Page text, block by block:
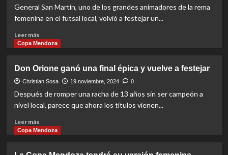
su
obsesión
General San Martín, uno de los grandes animadores de la rema
femenina en el futsal local, volvió a festejar un...
Leer másRead
more
grande
que
vuelve
festejar
Copa Mendoza
Don Orione ganó una final épica y vuelve a festejar
Christian Sosa 19 noviembre, 2024 0
Después de romper una racha de 13 años sin ser campeón a
nivel local, parece que ahora los títulos vienen...
Leer másRead
more
Copa Mendoza